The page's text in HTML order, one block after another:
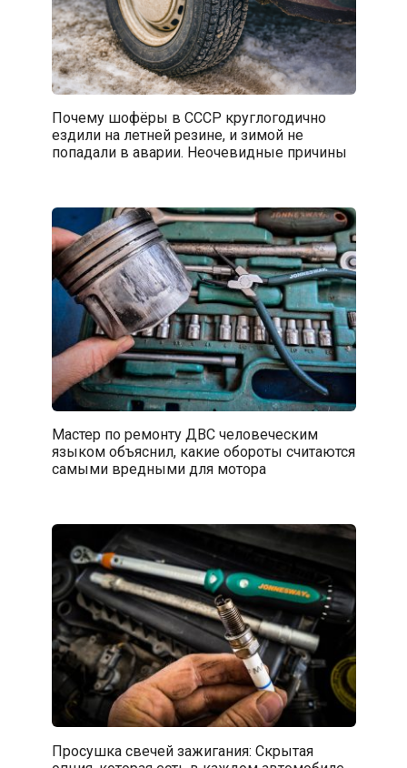
Почему шофёры в СССР круглогодично
ездили на летней резине, и зимой не
попадали в аварии. Неочевидные причины
Мастер по ремонту ДВС человеческим
языком объяснил, какие обороты считаются
самыми вредными для мотора
Просушка свечей зажигания: Скрытая